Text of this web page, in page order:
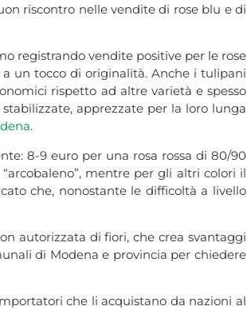
riscontro nelle vendite di rose blu e di
registrando vendite positive per le rose
a un tocco di originalità. Anche i tulipani
rispetto ad altre varietà e spesso
apprezzate per la loro lunga
.
8-9 euro per una rosa rossa di 80/90
mentre per gli altri colori il
che, nonostante le difficoltà a livello
autorizzata di fiori, che crea svantaggi
di Modena e provincia per chiedere
che li acquistano da nazioni al